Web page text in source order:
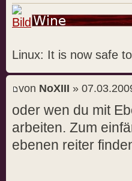
Linux: It is now safe
von NoXIII »
oder wen du mit
arbeiten. Zum
ebenen reiter